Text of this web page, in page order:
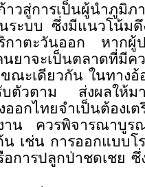
ก้าวสู่การเป็นผู้นำ
นระบบ ซึ่งมีแนวโน้
าตะวันออก หากผู้
นยาจะเป็นตลาดที่มี
ณะเดียวกัน ในทาง
ตัวตาม ส่งผลให้ม
ออกไทยจำเป็นต้อง
น ควรพิจารณาบูรณ
น เช่น การออกแบบโ
การปลูกป่าชดเชย